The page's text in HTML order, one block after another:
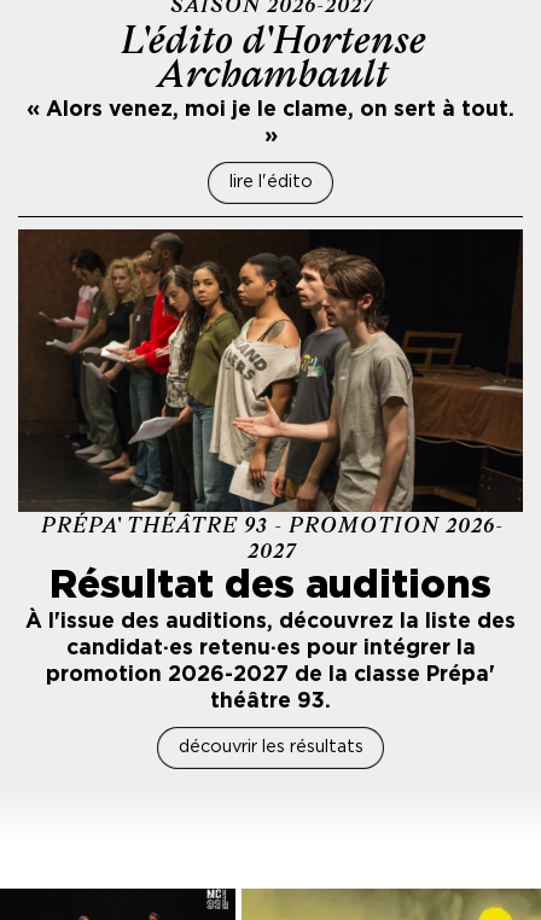
L'édito d'Hortense
Archambault
« Alors venez, moi je le clame, on sert à tout.
»
lire l'édito
PRÉPA' THÉÂTRE 93 - PROMOTION 2026-
2027
Résultat des auditions
À l'issue des auditions, découvrez la liste des
candidat·es retenu·es pour intégrer la
promotion 2026-2027 de la classe Prépa'
théâtre 93.
découvrir les résultats